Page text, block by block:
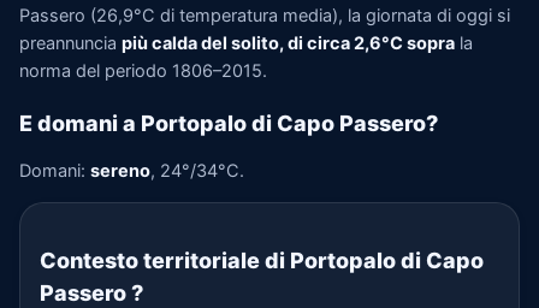
Passero (26,9°C di temperatura media), la giornata di oggi si
preannuncia più calda del solito, di circa 2,6°C sopra la
norma del periodo 1806–2015.
E domani a Portopalo di Capo Passero?
Domani: sereno, 24°/34°C.
Contesto territoriale di Portopalo di Capo
Passero?